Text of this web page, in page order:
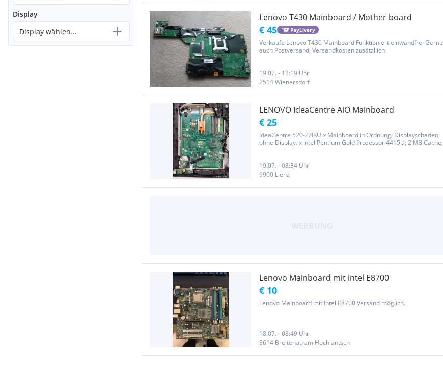
Display
Display wählen...
Lenovo T430 Mainboard / Mother board
€ 45 PayLivery
Verkaufe Lenovo T430 Mainboard Funktioniert einwandfrei Gerne
auch Postversand, Versandkosten zusätzllich
19.07. - 13:19 Uhr
2514 Wienersdorf
LENOVO IdeaCentre AiO Mainboard
€ 25
IdeaCentre 520-22IKU x Mainboard in Ordnung, Displayschaden,
ohne Display. x Intel Pentium Gold Prozessor 4415U; 2 MB Cache,
19.07. - 08:34 Uhr
9900 Lienz
Lenovo Mainboard mit intel E8700
€ 10
Lenovo Mainboard mit Intel E8700 Versand möglich.
18.07. - 08:49 Uhr
8614 Breitenau am Hochlantsch